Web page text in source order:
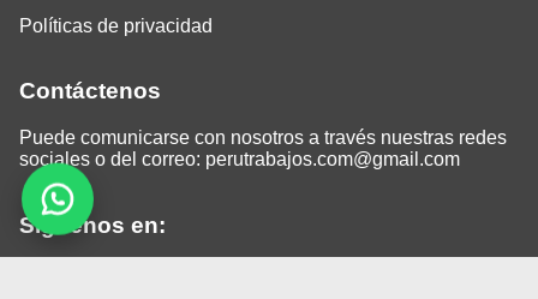
Políticas de privacidad
Contáctenos
Puede comunicarse con nosotros a través nuestras redes
sociales o del correo: perutrabajos.com@gmail.com
Siguenos en: